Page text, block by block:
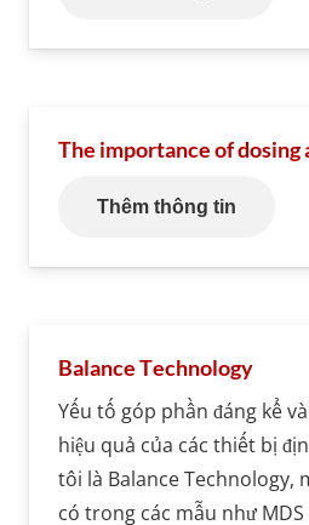
The importance of dosing
Thêm thông tin
Balance Technology
Yếu tố góp phần đáng kể
hiệu quả của các thiết bị
tôi là Balance Technology,
có trong các mẫu như MDS